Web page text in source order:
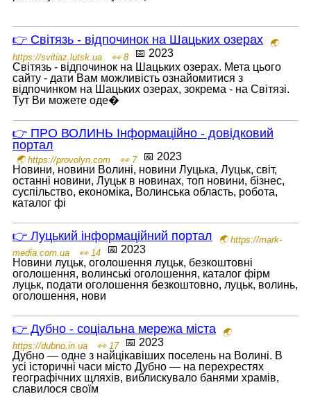
👉 Світязь - відпочинок на Шацьких озерах
🌏
https://svitiaz.lutsk.ua
👀 8
📅 2023
Світязь - відпочинок на Шацьких озерах. Мета цього
сайту - дати Вам можливість ознайомитися з
відпочинком на Шацьких озерах, зокрема - на Світязі.
Тут Ви можете оде�
👉 ПРО ВОЛИНЬ Інформаційно - довідковий
портал
🌏 https://provolyn.com 👀 7
📅 2023
Новини, новини Волині, новини Луцька, Луцьк, світ,
останні новини, Луцьк в новинах, топ новини, бізнес,
суспільство, економіка, Волинська область, робота,
каталог фі
👉 Луцький інформаційний портал
🌏 https://mark-
media.com.ua
👀 14
📅 2023
Новини луцьк, оголошення луцьк, безкоштовні
оголошення, волинські оголошення, каталог фірм
луцьк, подати оголошення безкоштовно, луцьк, волинь,
оголошення, нови
👉 Дубно - соціальна мережа міста
🌏
https://dubno.in.ua
👀 17
📅 2023
Дубно — одне з найцікавіших поселень на Волині. В
усі історичні часи місто Дубно — на перехрестях
географічних щляхів, виблискувало банями храмів,
славилося своїм